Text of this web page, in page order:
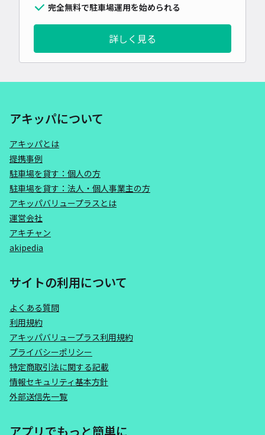
完全無料で駐車場運用を始められる
詳しく見る
アキッパについて
アキッパとは
提携事例
駐車場を貸す：個人の方
駐車場を貸す：法人・個人事業主の方
アキッパバリュープラスとは
運営会社
アキチャン
akipedia
サイトの利用について
よくある質問
利用規約
アキッパバリュープラス利用規約
プライバシーポリシー
特定商取引法に関する記載
情報セキュリティ基本方針
外部送信先一覧
アプリでもっと簡単に